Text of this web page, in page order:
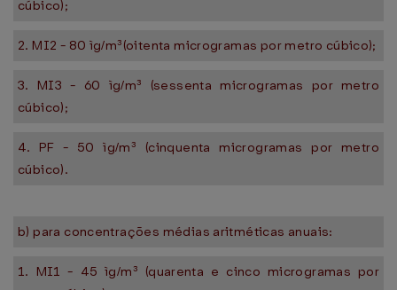
cúbico);
2. MI2 - 80 ìg/m³(oitenta microgramas por metro cúbico);
3. MI3 - 60 ìg/m³ (sessenta microgramas por metro
cúbico);
4. PF - 50 ìg/m³ (cinquenta microgramas por metro
cúbico).
b) para concentrações médias aritméticas anuais:
1. MI1 - 45 ìg/m³ (quarenta e cinco microgramas por